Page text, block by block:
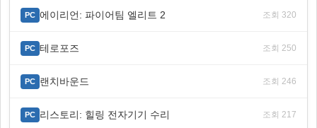
PC 에이리언: 파이어팀 엘리트 2 조회 320
PC 테로포즈 조회 250
PC 랜치바운드 조회 246
PC 리스토리: 힐링 전자기기 수리 조회 217